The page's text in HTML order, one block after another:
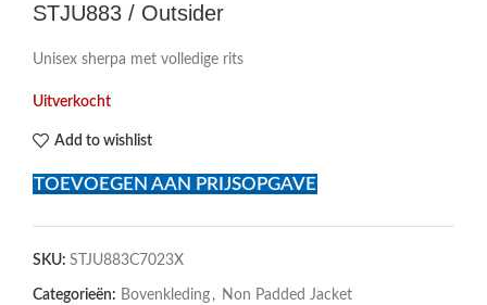
STJU883 / Outsider
Unisex sherpa met volledige rits
Uitverkocht
Add to wishlist
TOEVOEGEN AAN PRIJSOPGAVE
SKU: STJU883C7023X
Categorieën: Bovenkleding , Non Padded Jacket